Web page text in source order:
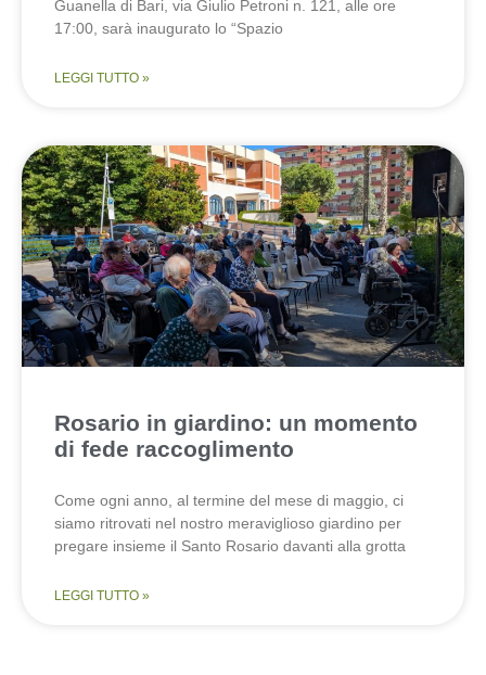
Guanella di Bari, via Giulio Petroni n. 121, alle ore
17:00, sarà inaugurato lo “Spazio
LEGGI TUTTO »
Rosario in giardino: un momento
di fede raccoglimento
Come ogni anno, al termine del mese di maggio, ci
siamo ritrovati nel nostro meraviglioso giardino per
pregare insieme il Santo Rosario davanti alla grotta
LEGGI TUTTO »